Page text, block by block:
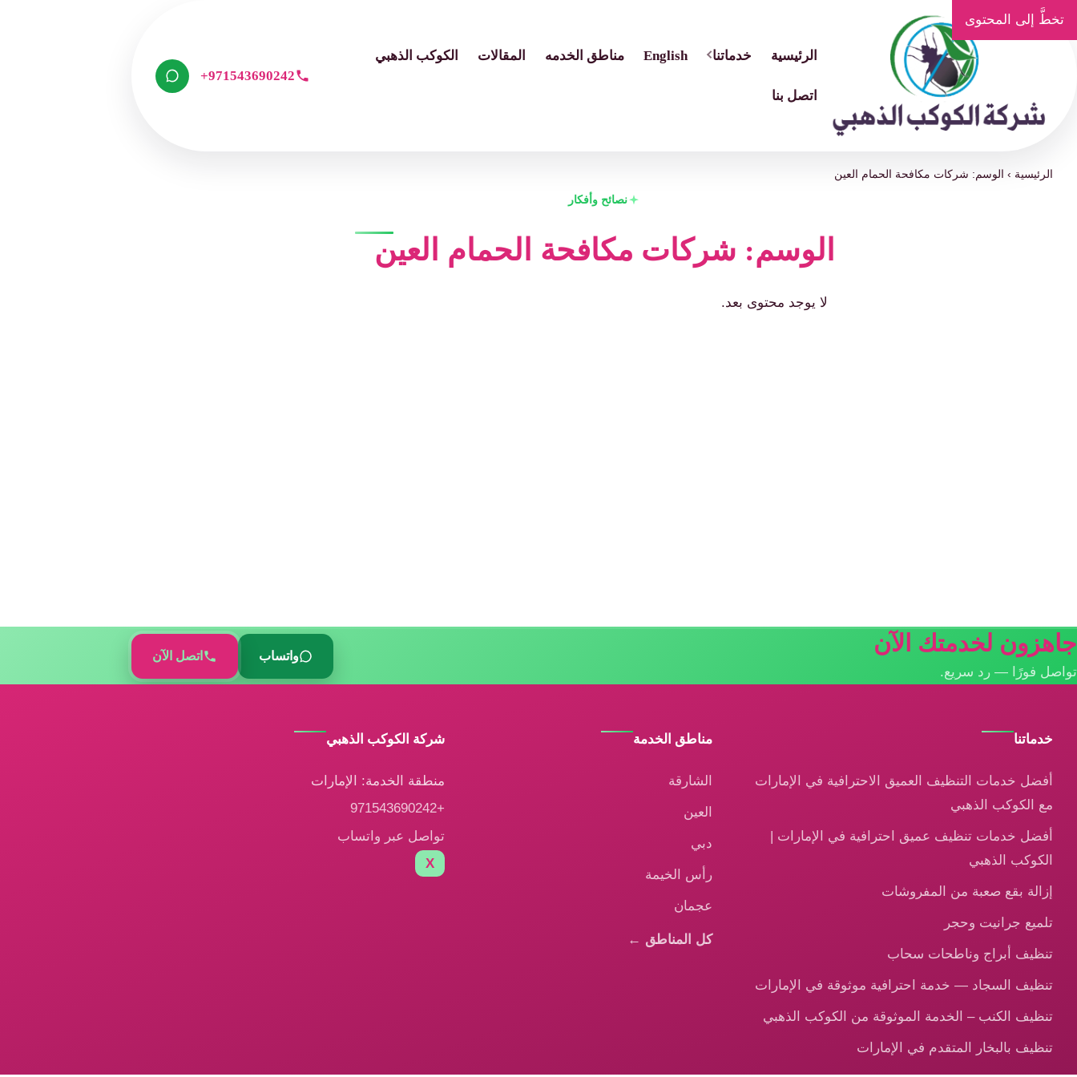
تخطَّ إلى المحتوى
الرئيسية خدماتنا English مناطق الخدمه المقالات الكوكب الذهبي
اتصل بنا
+971543690242
الرئيسية › الوسم: شركات مكافحة الحمام العين
نصائح وأفكار
الوسم: شركات مكافحة الحمام العين
لا يوجد محتوى بعد.
جاهزون لخدمتك الآن
تواصل فورًا — رد سريع.
واتساب اتصل الآن
خدماتنا
أفضل خدمات التنظيف العميق الاحترافية في الإمارات
مع الكوكب الذهبي
أفضل خدمات تنظيف عميق احترافية في الإمارات |
الكوكب الذهبي
إزالة بقع صعبة من المفروشات
تلميع جرانيت وحجر
تنظيف أبراج وناطحات سحاب
تنظيف السجاد — خدمة احترافية موثوقة في الإمارات
تنظيف الكنب – الخدمة الموثوقة من الكوكب الذهبي
تنظيف بالبخار المتقدم في الإمارات
مناطق الخدمة
الشارقة
العين
دبي
رأس الخيمة
عجمان
كل المناطق ←
شركة الكوكب الذهبي
منطقة الخدمة: الإمارات
+971543690242
تواصل عبر واتساب
X